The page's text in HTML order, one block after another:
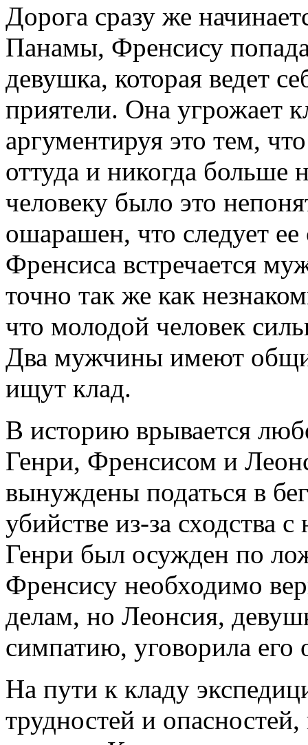
Дорога сразу же
Панамы, Френсису
девушка, которая ведет
приятели. Она угрожает
аргументируя это тем,
оттуда и никогда больше
человеку было это
ошарашен, что следует
Френсиса встречается
точно так же как
что молодой человек
Два мужчины имеют
ищут клад.
В историю врывается
Генри, Френсисом и
вынуждены податься в
убийстве из-за сходства
Генри был осужден по
Френсису необходимо
делам, но Леонсия,
симпатию, уговорила его
На пути к кладу
трудностей и